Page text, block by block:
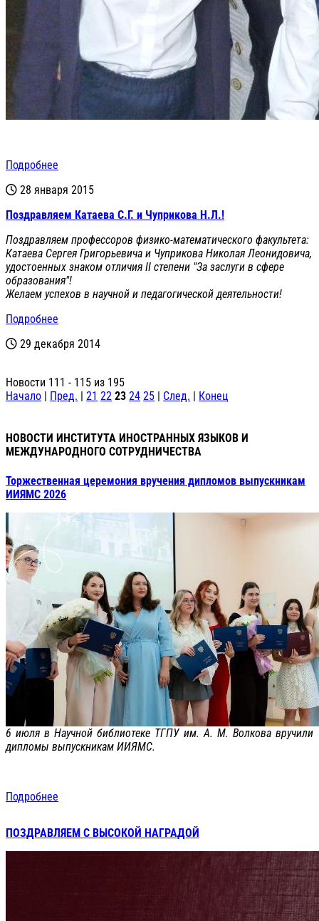
Подробнее
28 января 2015
Поздравляем Катаева С.Г. и Чуприкова Н.Л.!
Поздравляем профессоров физико-математического факультета:
Катаева Сергея Григорьевича и Чуприкова Николая Леонидовича,
удостоенных знаком отличия II степени "За заслуги в сфере
образования"!
Желаем успехов в научной и педагогической деятельности!
Подробнее
29 декабря 2014
Новости 111 - 115 из 195
Начало | Пред. | 21 22 23 24 25 | След. | Конец
НОВОСТИ ИНСТИТУТА ИНОСТРАННЫХ ЯЗЫКОВ И
МЕЖДУНАРОДНОГО СОТРУДНИЧЕСТВА
Торжественная церемония вручения дипломов выпускникам
ИИЯМС 2026
6 июля в Научной библиотеке ТГПУ им. А. М. Волкова вручили
дипломы выпускникам ИИЯМС.
Подробнее
ПОЗДРАВЛЯЕМ С ВЫСОКОЙ НАГРАДОЙ